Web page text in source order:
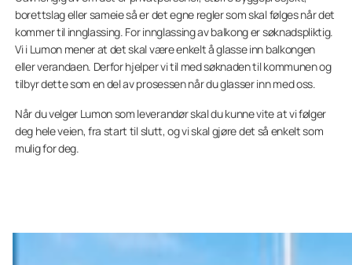
borettslag eller sameie så er det egne regler som skal følges når det
kommer til innglassing. For innglassing av balkong er søknadspliktig.
Vi i Lumon mener at det skal være enkelt å glasse inn balkongen
eller verandaen. Derfor hjelper vi til med søknaden til kommunen og
tilbyr dette som en del av prosessen når du glasser inn med oss.
Når du velger Lumon som leverandør skal du kunne vite at vi følger
deg hele veien, fra start til slutt, og vi skal gjøre det så enkelt som
mulig for deg.